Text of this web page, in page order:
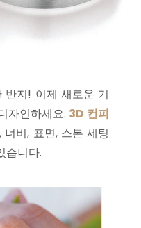
반지! 이제 새로운 기
자인하세요. 3D 컨피
비, 표면, 스톤 세팅
습니다.